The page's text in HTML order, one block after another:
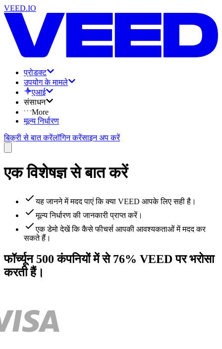
VEED.IO
प्रोडक्ट
उपयोग के मामले
एआई
संसाधन
More
मूल्य निर्धारण
बिक्री से बात करेंलॉगिन करेंसाइन अप करें
एक विशेषज्ञ से बात करें
यह जानने में मदद पाएं कि क्या VEED आपके लिए सही है।
मूल्य निर्धारण की जानकारी प्राप्त करें।
एक डेमो देखें कि कैसे फीचर्स आपकी आवश्यकताओं में मदद कर
सकते हैं।
फॉर्च्यून 500 कंपनियों में से 76% VEED पर भरोसा
करती हैं।